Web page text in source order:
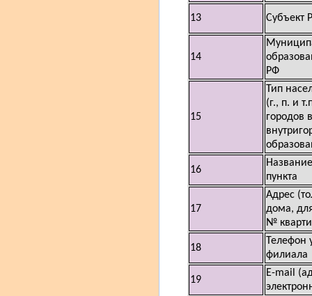
13 Субъект
14
РФ
15
Тип
(г., п. и
городов
16
пункта
17
Адрес
дома,
№
18
Телефон
филиала
19
E-mail